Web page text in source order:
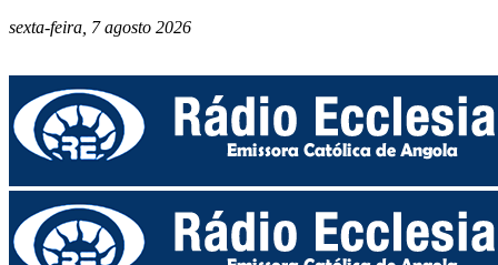
sexta-feira, 7 agosto 2026